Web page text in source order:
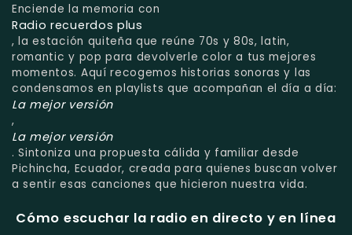
Enciende la memoria con
Radio recuerdos plus
, la estación quiteña que reúne 70s y 80s, latin,
romantic y pop para devolverle color a tus mejores
momentos. Aquí recogemos historias sonoras y las
condensamos en playlists que acompañan el día a día:
La mejor versión
,
La mejor versión
. Sintoniza una propuesta cálida y familiar desde
Pichincha, Ecuador, creada para quienes buscan volver
a sentir esas canciones que hicieron nuestra vida.
Cómo escuchar la radio en directo y en línea